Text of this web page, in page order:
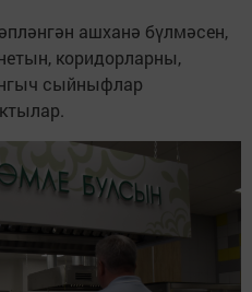
ашханә бүлмәсен,
коридорларны,
сыйныфлар